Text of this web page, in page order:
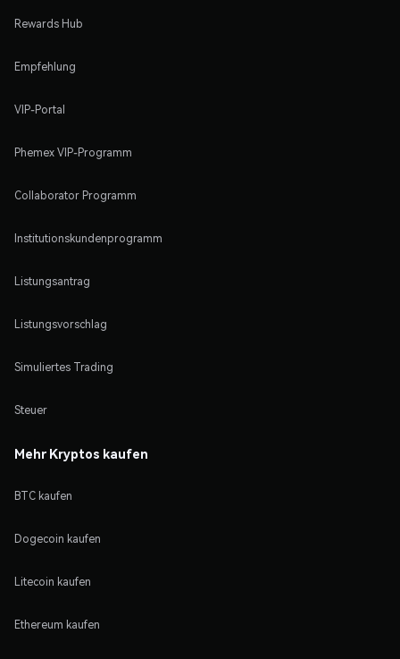
Rewards Hub
Empfehlung
VIP-Portal
Phemex VIP-Programm
Collaborator Programm
Institutionskundenprogramm
Listungsantrag
Listungsvorschlag
Simuliertes Trading
Steuer
Mehr Kryptos kaufen
BTC kaufen
Dogecoin kaufen
Litecoin kaufen
Ethereum kaufen